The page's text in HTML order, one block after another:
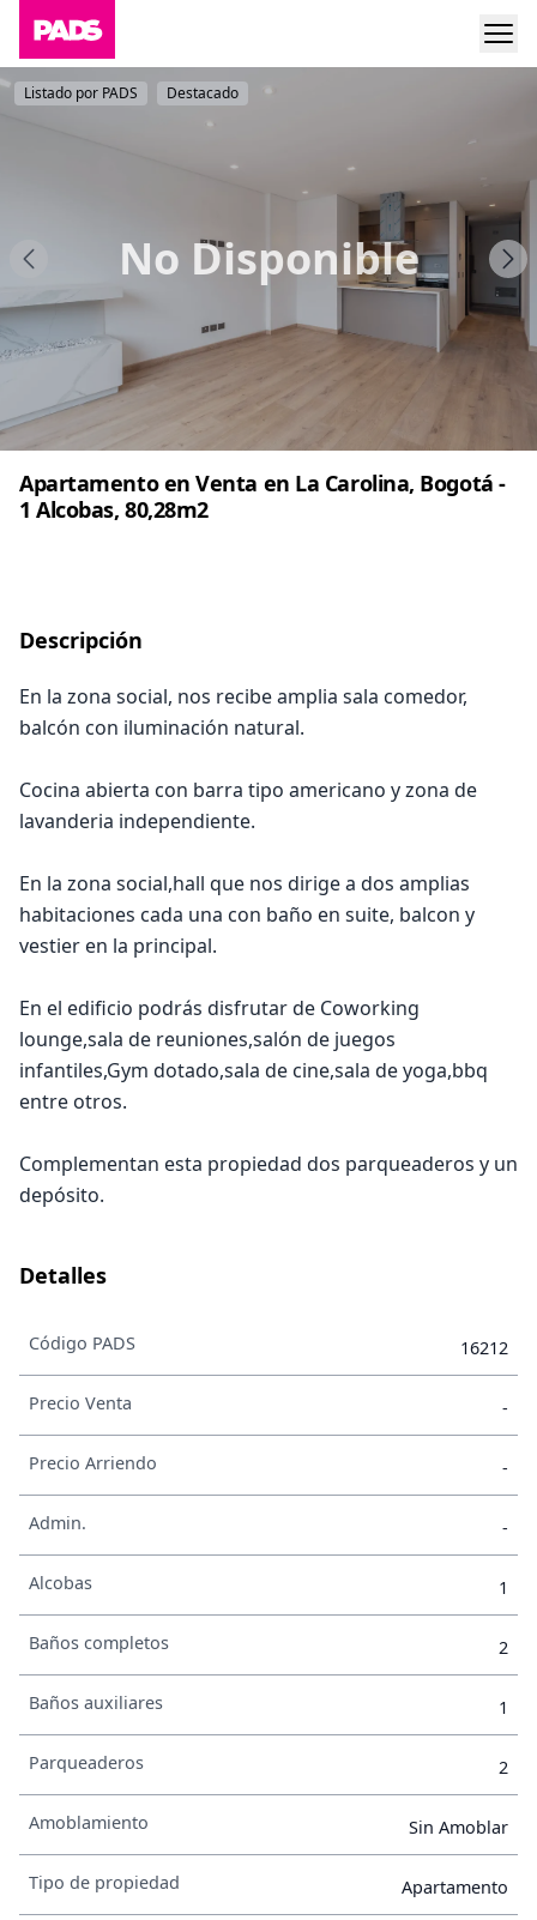
No Disponible
Listado por PADS Destacado
Apartamento en Venta en La Carolina, Bogotá -
1 Alcobas, 80,28m2
Descripción
En la zona social, nos recibe amplia sala comedor,
balcón con iluminación natural.
Cocina abierta con barra tipo americano y zona de
lavanderia independiente.
En la zona social,hall que nos dirige a dos amplias
habitaciones cada una con baño en suite, balcon y
vestier en la principal.
En el edificio podrás disfrutar de Coworking
lounge,sala de reuniones,salón de juegos
infantiles,Gym dotado,sala de cine,sala de yoga,bbq
entre otros.
Complementan esta propiedad dos parqueaderos y un
depósito.
Detalles
Código PADS 16212
Precio Venta -
Precio Arriendo -
Admin. -
Alcobas 1
Baños completos 2
Baños auxiliares 1
Parqueaderos 2
Amoblamiento Sin Amoblar
Tipo de propiedad Apartamento